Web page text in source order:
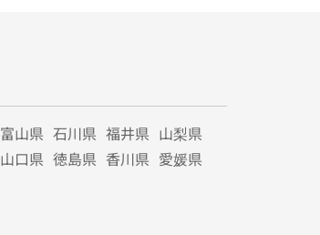
富山県 石川県 福井県 山梨県
山口県 徳島県 香川県 愛媛県